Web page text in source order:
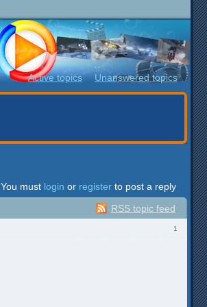
Active topics Unanswered topics
You must login or register to post a reply
RSS topic feed
1